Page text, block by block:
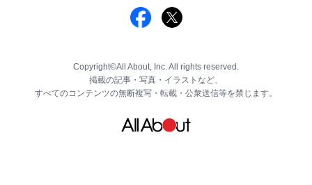
Copyright©All About, Inc. All rights reserved.
掲載の記事・写真・イラストなど、
すべてのコンテンツの無断複写・転載・公衆送信等を禁じます。